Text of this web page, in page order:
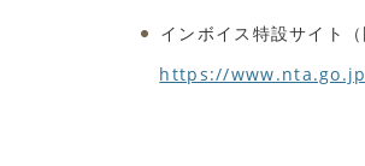
インボイス特設サイト（
https://